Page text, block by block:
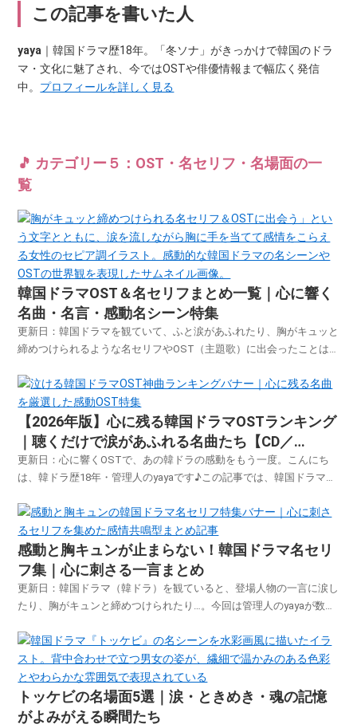
この記事を書いた人
yaya ｜韓国ドラマ歴18年。「冬ソナ」がきっかけで韓国のドラ
マ・文化に魅了され、今ではOSTや俳優情報まで幅広く発信
中。 プロフィールを詳しく見る
🎵 カテゴリー５：OST・名セリフ・名場面の一
覧
韓国ドラマOST＆名セリフまとめ一覧｜心に響く
名曲・名言・感動名シーン特集
更新日：韓国ドラマを観ていて、ふと涙があふれたり、胸がキュッと
締めつけられるような名セリフやOST（主題歌）に出会ったことは
味わえるように、感動的なセリフや名曲、忘れられない名場面を厳選
してご紹介します。音楽とセリフが織りなす韓ドラ...
【2026年版】心に残る韓国ドラマOSTランキング
｜聴くだけで涙があふれる名曲たち【CD／
Spotify／YouTube対応】
更新日：心に響くOSTで、あの韓ドラの感動をもう一度。こんにち
は、韓ドラ歴18年・管理人のyayaです♪この記事では、韓国ドラマ
や印象的なシーン、アーティスト情報とあわせてランキング形式でご
紹介します。SpotifyやYouTubeで...
感動と胸キュンが止まらない！韓国ドラマ名セリ
フ集｜心に刺さる一言まとめ
更新日：韓国ドラマ（韓ドラ）を観ていると、登場人物の一言に涙し
たり、胸がキュンと締めつけられたり…。今回は管理人のyayaが数あ
る 韓ドラ セリフ、感動する韓国ドラマの言葉を厳選してご紹介しま
す。感動・切なさ・ときめき…ドラマの余韻がよみ...
トッケビの名場面5選｜涙・ときめき・魂の記憶
がよみがえる瞬間たち